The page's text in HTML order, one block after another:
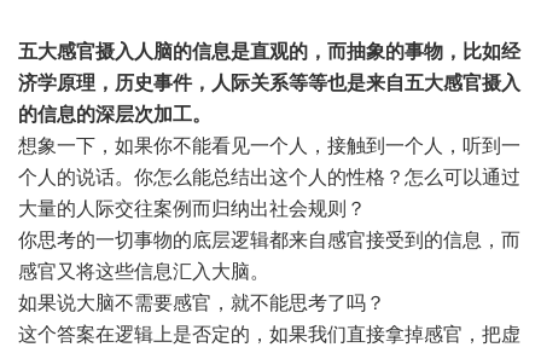
五大感官摄入人脑的信息是直观的，而抽象的事物，比如经
济学原理，历史事件，人际关系等等也是来自五大感官摄入
的信息的深层次加工。
想象一下，如果你不能看见一个人，接触到一个人，听到一
个人的说话。你怎么能总结出这个人的性格？怎么可以通过
大量的人际交往案例而归纳出社会规则？
你思考的一切事物的底层逻辑都来自感官接受到的信息，而
感官又将这些信息汇入大脑。
如果说大脑不需要感官，就不能思考了吗？
这个答案在逻辑上是否定的，如果我们直接拿掉感官，把虚